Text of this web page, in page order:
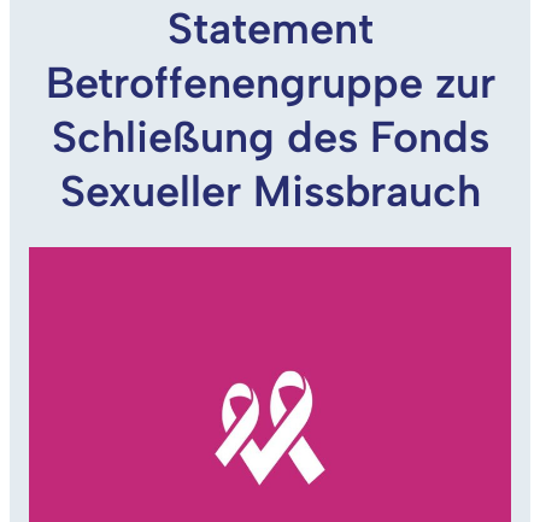
Statement
Betroffenengruppe zur
Schließung des Fonds
Sexueller Missbrauch